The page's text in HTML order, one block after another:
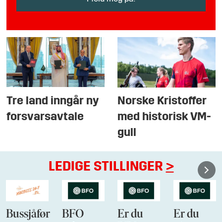
Tre land inngår ny
forsvarsavtale
Norske Kristoffer
med historisk VM-
gull
LEDIGE STILLINGER >
Bussjåfør
BFO
Er du
Er du